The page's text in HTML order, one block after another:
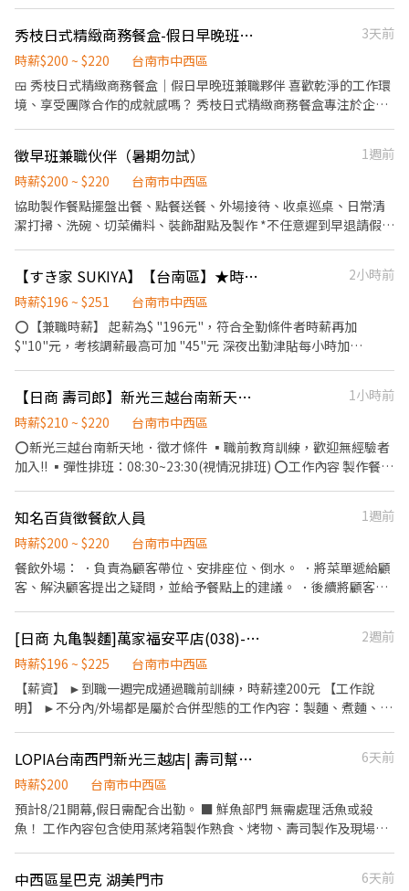
負責結帳、收銀等工作。 餐飲內場： ．擔任廚師的助手，處理烹飪
前與烹飪中之準備工作與其他餐廳相關事務。 ．負責洗、剝、削、
切各種食材。 ．負責清理工作環境、設備和餐具。 ．準備不同餐點
所需要的食材。 ．協助測量食材的容量與重量。 ．負責擺盤、打包
秀枝日式精緻商務餐盒-假日早晚班兼職工作夥伴
3天前
時薪$200 ~ $220
台南市中西區
🍱 秀枝日式精緻商務餐盒｜假日早晚班兼職夥伴 喜歡乾淨的工作環
境、享受團隊合作的成就感嗎？ 秀枝日式精緻商務餐盒專注於企業
度。 工作內容 ✔ 餐盒包裝與出餐協助 ✔ 食材清洗、切菜等前置作
業 ✔ 工作區域清潔整理 ✔ 打烊善後及環境維護 工作內容簡單易
學，沒有經驗也沒關係，只要願意學習，我們都會耐心教你。 我們
希望你 • 做事細心、有責任感 • 喜歡團隊合作，不怕忙碌 • 能配
✨ 想找固定晚班、工時穩定的人 在秀枝，我們重視每一位夥伴，也
相信一份好的餐盒，是靠每位夥伴一起完成的。 如果你正在找一份
們，一起把每一份餐盒做到最好！
徵早班兼職伙伴（暑期勿試）
1週前
時薪$200 ~ $220
台南市中西區
協助製作餐點擺盤出餐、點餐送餐、外場接待、收桌巡桌、日常清
潔打掃、洗碗、切菜備料、裝飾甜點及製作 *不任意遲到早退請假，
合食品衛生管理規範，上班期間需保持雙手清潔，不可留長指甲、
凝膠指甲、美甲或塗擦指甲油，敬請理解。 上班時間可面議彈性安
排，週三固定店休，需能接受假日排班。
【すき家 SUKIYA】【台南區】★時薪最高210元(含全勤)★ 時間彈性安排
2小時前
時薪$196 ~ $251
台南市中西區
⭕【兼職時薪】 起薪為$ "196元"，符合全勤條件者時薪再加
$"10"元，考核調薪最高可加 "45"元 深夜出勤津貼每小時加
826號 ★永康永大-時薪196元 台南市永康區永大路二段438號 ★歸
仁中山-時薪200元 台南市歸仁區中山路三段250號 ★東區東門-時薪
196元 台南市東區東門路二段308號 ⭕【福利制度】 ★每季一次考
核調薪機會 ★享有特休累積 ★免費員工餐 ★三節福利、生日禮金、
夜班出勤津貼 ★提供員工制服及工作鞋 ★年度健檢 ★勞保、健保，
盤點 《外場》:接待服務顧客、收銀結帳、環境整潔 ★開朗活潑有笑
容 ★ＳＯＰ專業流程 ★無經驗可 ★提供完善職前教育訓練 ⭕【經
營理念】 我們是日本第一的速食連鎖ZENSHO集團，我們的理念
是"消滅世界的飢餓和貧困"，目標是成為全球第一的連鎖餐飲集
團。 我們堅持使用安全及高品質的食材，當場現點現作提供美味可
口的日本國民美食-牛丼/咖哩，並以舒適衛生的用餐環境、熱情用
心的服務態度、平實親民的誠懇價格，強調食品安全，顧客安心。
不論是單獨一人、與家人一起、朋友一起，皆可享受用餐的樂趣。
【日商 壽司郎】新光三越台南新天地店-早/晚兼職人員（★時薪210元起）時段彈性
1小時前
時薪$210 ~ $220
台南市中西區
⭕新光三越台南新天地．徵才條件 ▪職前教育訓練，歡迎無經驗者
加入!! ▪彈性排班：08:30~23:30(視情況排班) ⭕工作內容 製作餐
核及調薪 ▪加班費5分鐘為單位計算 ⭕企業魅力 ▪「以人為本」注
重團隊合作及交流，採納同仁的意見，提升參與感 ▪除學習到日本
商業禮儀、衛生知識及專業的烹飪技巧，還可接觸店鋪的經營管
理，例如：成本控管及數據分析等專業知識 ▪升遷快速且制度完
灣，讓更多人有機會品嚐美味平價壽司，致力成為頂尖品牌
知名百貨徵餐飲人員
1週前
時薪$200 ~ $220
台南市中西區
餐飲外場： ．負責為顧客帶位、安排座位、倒水。 ．將菜單遞給顧
客、解決顧客提出之疑問，並給予餐點上的建議。 ．後續將顧客點
負責結帳、收銀等工作。 餐飲內場： ．擔任廚師的助手，處理烹飪
前與烹飪中之準備工作與其他餐廳相關事務。 ．負責洗、剝、削、
切各種食材。 ．負責清理工作環境、設備和餐具。 ．準備不同餐點
所需要的食材。 ．協助測量食材的容量與重量。 ．負責擺盤、打包
[日商 丸亀製麵]萬家福安平店(038)-長期兼職夥伴/廚助/工讀生(彈性排班)
2週前
時薪$196 ~ $225
台南市中西區
【薪資】 ►到職一週完成通過職前訓練，時薪達200元 【工作說
明】 ►不分內/外場都是屬於合併型態的工作內容：製麵、煮麵、製
時請於主管確認排班時間） 【薪資福利】 1. 提供員工餐 2. 國定假日
雙倍薪 3. 提供優秀同仁績效獎金 4. 久任獎金 5. 生日禮卷 6. 滿年資
享特休假 7.福委會福利補助 ★★多項福利歡迎您加入我們★★
LOPIA台南西門新光三越店| 壽司幫手｜無經驗可｜完整培訓｜歡迎二度就業、學生
6天前
時薪$200
台南市中西區
預計8/21開幕,假日需配合出勤。 ■ 鮮魚部門 無需處理活魚或殺
魚！ 工作內容包含使用蒸烤箱製作熟食、烤物、壽司製作及現場壽
中西區星巴克 湖美門市
6天前